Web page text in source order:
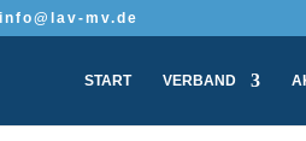
info@lav-mv.de
START VERBAND